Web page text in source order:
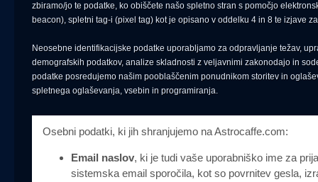
zbiramo/jo te podatke, ko obiščete našo spletno stran s pomočjo
beacon), spletni tag-i (pixel tag) kot je opisano v oddelku 4 in 8 te izjave
Neosebne identifikacijske podatke uporabljamo za odpravljanje težav,
demografskih podatkov, analize skladnosti z veljavnimi zakonodajo in
podatke posredujemo našim pooblaščenim ponudnikom storitev in
spletnega oglaševanja, vsebin in programiranja.
Osebni podatki, ki jih shranjujemo na Astrocaffe.com:
Email naslov, ki je tudi vaše uporabniško ime za
sistemska email sporočila, kot so povrnitev gesla,